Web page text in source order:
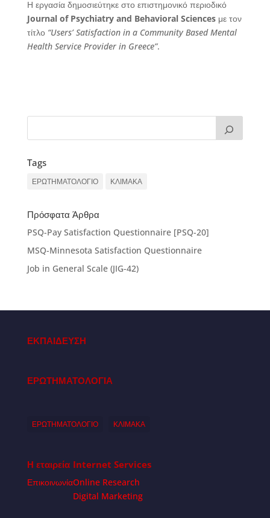
Η εργασία δημοσιεύτηκε στο επιστημονικό περιοδικό
Journal of Psychiatry and Behavioral Sciencesμε τον
τίτλο “Users’ Satisfaction in a Community Based Mental
Health Service Provider in Greece”.
Tags
ΕΡΩΤΗΜΑΤΟΛΟΓΙΟ ΚΛΙΜΑΚΑ
Πρόσφατα Άρθρα
PSQ-Pay Satisfaction Questionnaire [PSQ-20]
MSQ-Minnesota Satisfaction Questionnaire
Job in General Scale (JIG-42)
ΕΚΠΑΙΔΕΥΣΗ
ΕΡΩΤΗΜΑΤΟΛΟΓΙΑ
ΕΡΩΤΗΜΑΤΟΛΟΓΙΟ ΚΛΙΜΑΚΑ
Η εταιρεία
Επικοινωνία
Internet Services
Online Research
Digital Marketing